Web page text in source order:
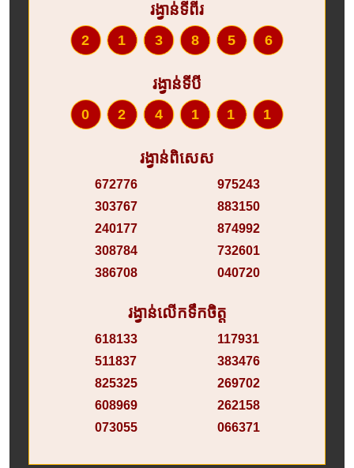
រង្វាន់ទីពីរ
213856
រង្វាន់ទីបី
024111
រង្វាន់ពិសេស
672776
303767
240177
308784
386708
975243
883150
874992
732601
040720
រង្វាន់លើកទឹកចិត្ត
618133
511837
825325
608969
073055
117931
383476
269702
262158
066371